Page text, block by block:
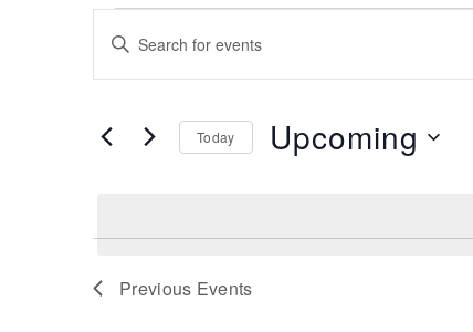
Events
Search
and
Navigation
Enter
Events
Today Upcoming
Previous Events